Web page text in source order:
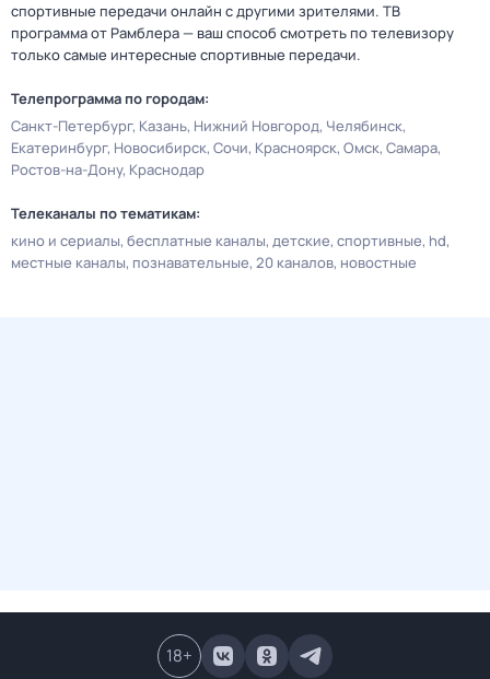
спортивные передачи онлайн с другими зрителями. ТВ
программа от Рамблера — ваш способ смотреть по телевизору
только самые интересные спортивные передачи.
Телепрограмма по городам:
Санкт-Петербург Казань Нижний Новгород Челябинск
Екатеринбург Новосибирск Сочи Красноярск Омск Самара
Ростов-на-Дону Краснодар
Телеканалы по тематикам:
кино и сериалы бесплатные каналы детские спортивные hd
местные каналы познавательные 20 каналов новостные
18+